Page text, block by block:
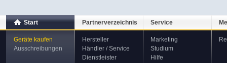
Start
Geräte kaufen
Ausschreibungen
Partnerverzeichnis
Hersteller
Händler / Service
Dienstleister
Service
Marketing
Studium
Hilfe